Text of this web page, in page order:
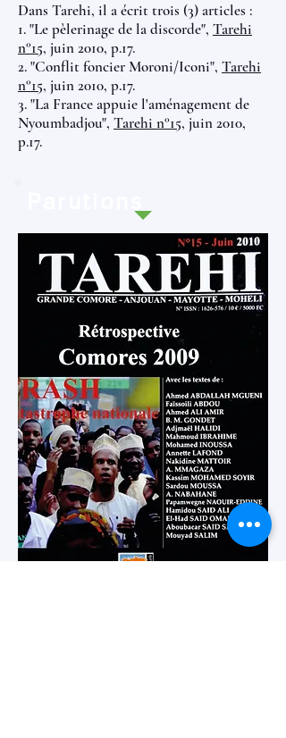
Dans Tarehi, il a écrit trois (3) articles :
1. "Le pèlerinage de la discorde", Tarehi
n°15, juin 2010, p.17.
2. "Conflit foncier Moroni/Iconi", Tarehi
n°15, juin 2010, p.17.
3. "La France appuie l'aménagement de
Nyoumbadjou", Tarehi n°15, juin 2010,
p.17.